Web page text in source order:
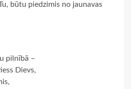
būtu piedzimis no jaunavas
pilnībā –
Dievs,